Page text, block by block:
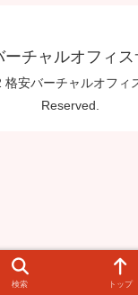
ーチャルオフィス
安バーチャルオフィ
Reserved.
検索 トップ